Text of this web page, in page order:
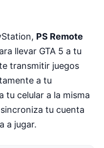
PS Remote
llevar GTA 5 a tu
transmitir juegos
a tu
tu celular a la misma
tu cuenta
a jugar.